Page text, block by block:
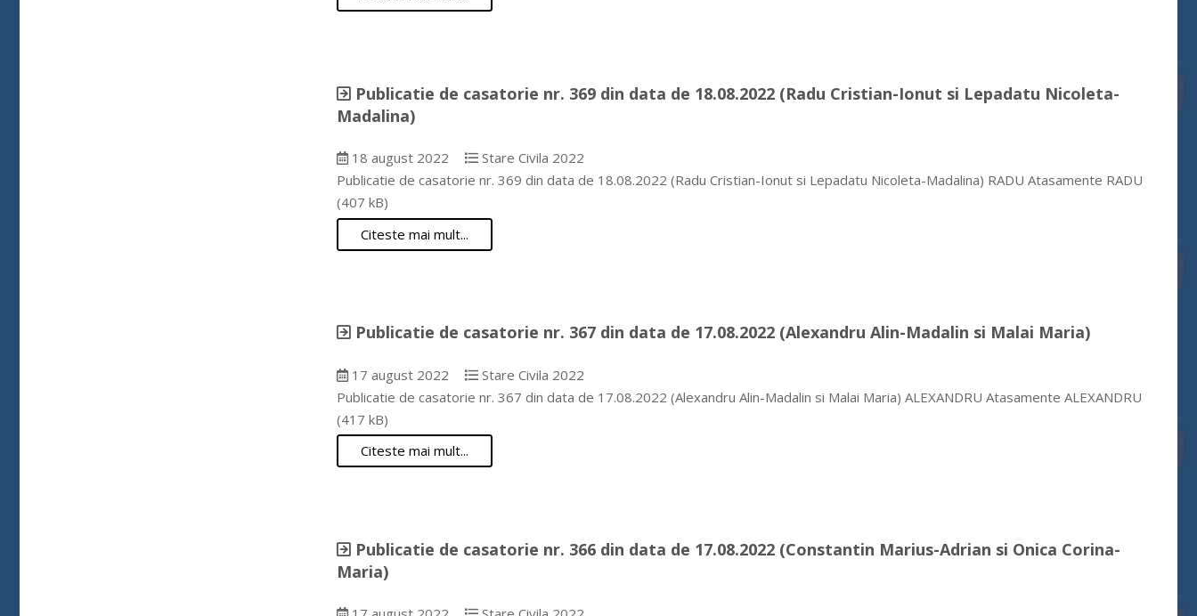
Publicatie de casatorie nr. 369 din data de 18.08.2022 (Radu Cristian-Ionut si Lepadatu Nicoleta-
Madalina)
18 august 2022
Stare Civila 2022
Publicatie de casatorie nr. 369 din data de 18.08.2022 (Radu Cristian-Ionut si Lepadatu Nicoleta-Madalina) RADU Atasamente RADU
(407 kB)
Citeste mai mult...
Publicatie de casatorie nr. 367 din data de 17.08.2022 (Alexandru Alin-Madalin si Malai Maria)
17 august 2022
Stare Civila 2022
Publicatie de casatorie nr. 367 din data de 17.08.2022 (Alexandru Alin-Madalin si Malai Maria) ALEXANDRU Atasamente ALEXANDRU
(417 kB)
Citeste mai mult...
Publicatie de casatorie nr. 366 din data de 17.08.2022 (Constantin Marius-Adrian si Onica Corina-
Maria)